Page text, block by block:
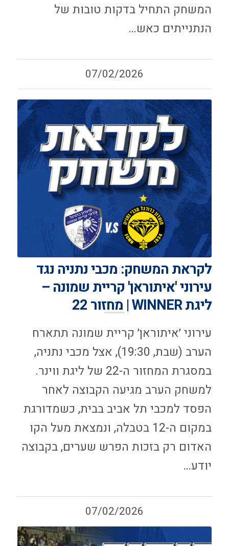
המשחק התחיל בדקות טובות של
הנתנייתים כאש…
07/02/2026
לקראת המשחק: מכבי נתניה נגד
עירוני 'איתוראן' קריית שמונה –
ליגת WINNER | מחזור 22
עירוני ׳איתוראן׳ קריית שמונה תתארח
הערב (שבת, 19:30), אצל מכבי נתניה,
במסגרת המחזור ה-22 של ליגת ווינר.
למשחק הערב מגיעה הקבוצה לאחר
הפסד למכבי תל אביב בבית, כשמדורגת
במקום ה-12 בטבלה, ונמצאת מעל הקו
האדום רק בזכות הפרש שערים, בקבוצה
יודע…
07/02/2026